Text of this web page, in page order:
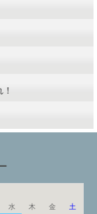
水 木 金
土